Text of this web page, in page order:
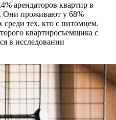
арендаторов квартир в
Они проживают у 68%
тех, кто с питомцем.
квартиросъемщика с
в исследовании